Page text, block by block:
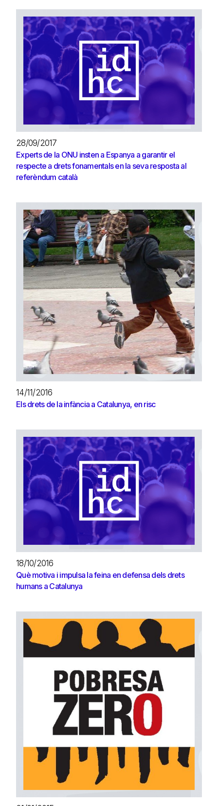
28/09/2017
Experts de la ONU insten a Espanya a garantir el
respecte a drets fonamentals en la seva resposta al
referèndum català
14/11/2016
Els drets de la infància a Catalunya, en risc
18/10/2016
Què motiva i impulsa la feina en defensa dels drets
humans a Catalunya